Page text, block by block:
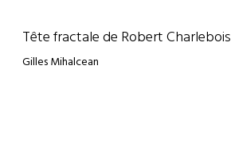
Tête fractale de Robert Charlebois
Gilles Mihalcean